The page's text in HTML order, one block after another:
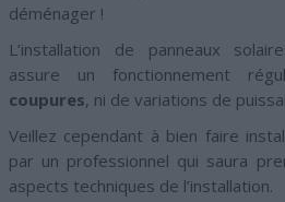
déménager !
L’installation de panneaux
assure un fonctionnement
coupures, ni de variations de
Veillez cependant à bien faire
par un professionnel qui saura
aspects techniques de l’installation.